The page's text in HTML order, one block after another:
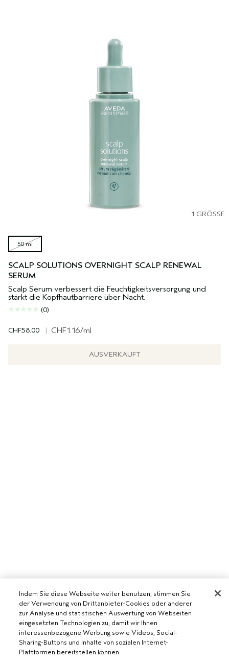
1 GRÖSSE
50 ml
SCALP SOLUTIONS OVERNIGHT SCALP RENEWAL
SERUM
Scalp Serum verbessert die Feuchtigkeitsversorgung und
stärkt die Kopfhautbarriere über Nacht.
(0)
CHF58.00 | CHF1.16/ml
AUSVERKAUFT
AVEDA SALON WERDEN
WERDE EIN AVEDA-SALON
Indem Sie diese Webseite weiter benutzen, stimmen Sie
der Verwendung von Drittanbieter-Cookies oder anderer
zur Analyse und statistischen Auswertung von Webseiten
eingesetzten Technologien zu, damit wir Ihnen
interessenbezogene Werbung sowie Videos, Social-
Sharing-Buttons und Inhalte von sozialen Internet-
Plattformen bereitstellen können.